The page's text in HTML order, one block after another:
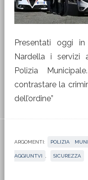
Presentati oggi
Nardella i servizi
Polizia
contrastare la
dell’ordine”
ARGOMENTI: POLIZIA
AGGIUNTVI SICUREZZA